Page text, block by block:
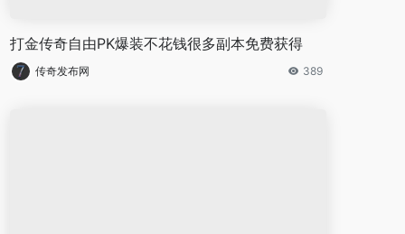
打金传奇自由PK爆装不花钱很多副本免费获得
传奇发布网 389